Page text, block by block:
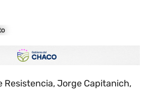
Resistencia, Jorge Capitanich,